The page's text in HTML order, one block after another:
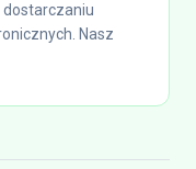
dostarczaniu
Nasz